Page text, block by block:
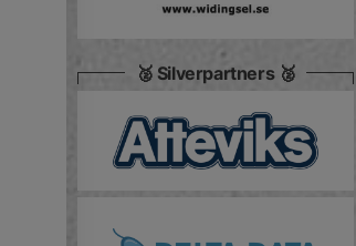
🥈 Silverpartners 🥈